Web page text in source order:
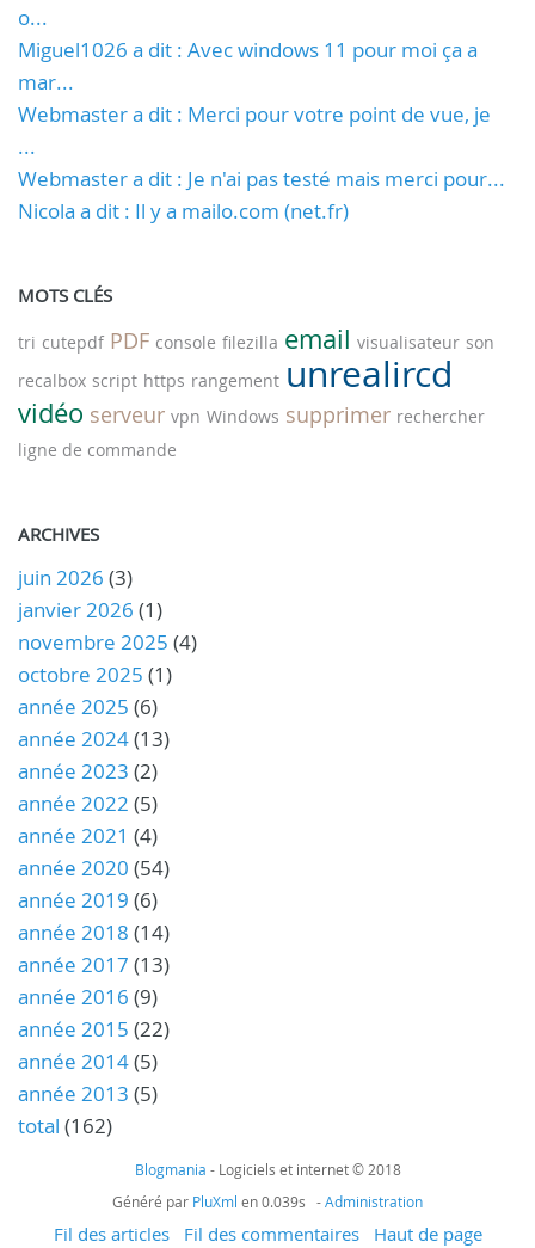
o...
Miguel1026 a dit : Avec windows 11 pour moi ça a
mar...
Webmaster a dit : Merci pour votre point de vue, je
...
Webmaster a dit : Je n'ai pas testé mais merci pour...
Nicola a dit : Il y a mailo.com (net.fr)
MOTS CLÉS
tri cutepdf PDF console filezilla email visualisateur son
recalbox script https rangement unrealircd
vidéo serveur vpn Windows supprimer rechercher
ligne de commande
ARCHIVES
juin 2026 (3)
janvier 2026 (1)
novembre 2025 (4)
octobre 2025 (1)
année 2025 (6)
année 2024(13)
année 2023 (2)
année 2022 (5)
année 2021 (4)
année 2020 (54)
année 2019 (6)
année 2018 (14)
année 2017 (13)
année 2016 (9)
année 2015 (22)
année 2014(5)
année 2013 (5)
total (162)
Blogmania - Logiciels et internet © 2018
Généré par PluXml en 0.039s -Administration
Fil des articles Fil des commentaires Haut de page